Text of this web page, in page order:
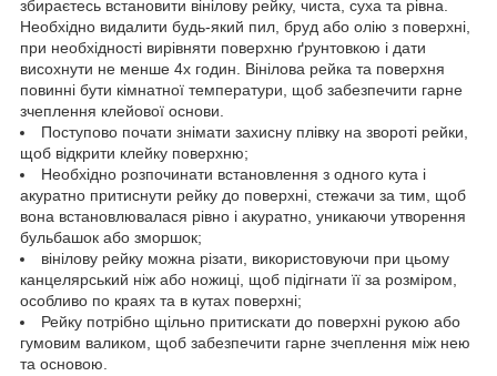
збираєтесь встановити вінілову рейку, чиста, суха та рівна.
Необхідно видалити будь-який пил, бруд або олію з поверхні,
при необхідності вирівняти поверхню ґрунтовкою і дати
висохнути не менше 4х годин. Вінілова рейка та поверхня
повинні бути кімнатної температури, щоб забезпечити гарне
зчеплення клейової основи.
Поступово почати знімати захисну плівку на звороті рейки,
щоб відкрити клейку поверхню;
Необхідно розпочинати встановлення з одного кута і
акуратно притиснути рейку до поверхні, стежачи за тим, щоб
вона встановлювалася рівно і акуратно, уникаючи утворення
бульбашок або зморшок;
вінілову рейку можна різати, використовуючи при цьому
канцелярський ніж або ножиці, щоб підігнати її за розміром,
особливо по краях та в кутах поверхні;
Рейку потрібно щільно притискати до поверхні рукою або
гумовим валиком, щоб забезпечити гарне зчеплення між нею
та основою.